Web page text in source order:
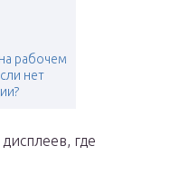
рабочем
нет
где